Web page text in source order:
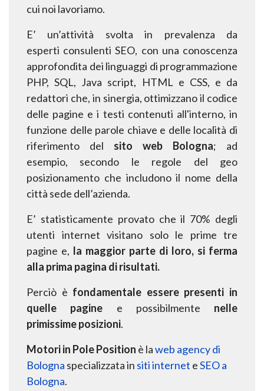
cui noi lavoriamo.
E’ un’attività svolta in prevalenza da
esperti consulenti SEO, con una conoscenza
approfondita dei linguaggi di programmazione
PHP, SQL, Java script, HTML e CSS, e da
redattori che, in sinergia, ottimizzano il codice
delle pagine e i testi contenuti all'interno, in
funzione delle parole chiave e delle località di
riferimento del
sito web Bologna;
ad
esempio, secondo le regole del geo
posizionamento che includono il nome della
città sede dell’azienda.
E’ statisticamente provato che il 70% degli
utenti internet visitano solo le prime tre
pagine e, la maggior parte di loro, si ferma
alla prima pagina di risultati.
Perciò è fondamentale essere presenti in
quelle pagine e possibilmente nelle
primissime posizioni.
Motori in Pole Position è laweb agency di
Bologna specializzata in siti internet eSEO a
Bologna.